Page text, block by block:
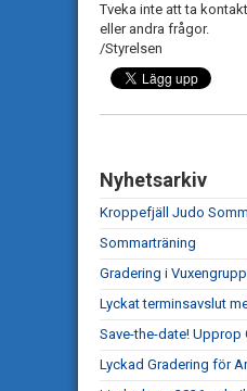
Tveka inte att ta
eller andra frågor.
/Styrelsen
Nyhetsarkiv
Kroppefjäll Judo
Sommarträning
Gradering i
Lyckat terminsavslut
Save-the-date! Upprop
Lyckad Gradering för